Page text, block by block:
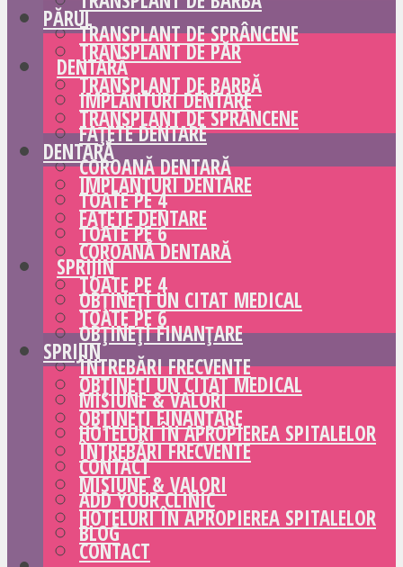
TRANSPLANT DE SPRÂNCENE
DENTARĂ
IMPLANTURI DENTARE
FAȚETE DENTARE
COROANĂ DENTARĂ
TOATE PE 4
TOATE PE 6
SPRIJIN
OBȚINEȚI UN CITAT MEDICAL
OBȚINEȚI FINANȚARE
ÎNTREBĂRI FRECVENTE
MISIUNE & VALORI
HOTELURI ÎN APROPIEREA SPITALELOR
CONTACT
ADD YOUR CLINIC
BLOG
PĂRUL
TRANSPLANT DE PĂR
TRANSPLANT DE BARBĂ
TRANSPLANT DE SPRÂNCENE
DENTARĂ
IMPLANTURI DENTARE
FAȚETE DENTARE
COROANĂ DENTARĂ
TOATE PE 4
TOATE PE 6
SPRIJIN
OBȚINEȚI UN CITAT MEDICAL
OBȚINEȚI FINANȚARE
ÎNTREBĂRI FRECVENTE
MISIUNE & VALORI
HOTELURI ÎN APROPIEREA SPITALELOR
CONTACT